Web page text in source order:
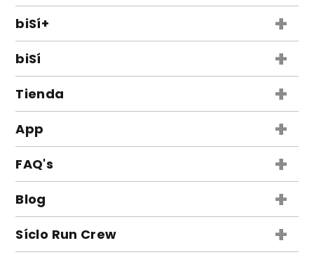
biSí+ +
Clases
Comparador
biSí +
Tienda +
biSí
Suscripción
Tapetes
App +
Android
FAQ's +
Blog +
Síclo Run Crew +